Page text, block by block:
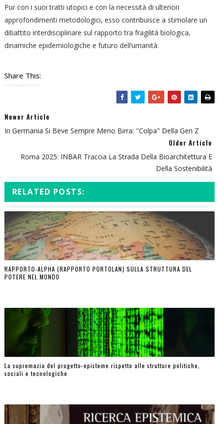
Pur con i suoi tratti utopici e con la necessità di ulteriori
approfondimenti metodologici, esso contribuisce a stimolare un
dibattito interdisciplinare sul rapporto tra fragilità biologica,
dinamiche epidemiologiche e futuro dell’umanità.
Share This:
Newer Article
In Germania Si Beve Sempre Meno Birra: "colpa" Della Gen Z
Older Article
Roma 2025: INBAR Traccia La Strada Della Bioarchitettura E
Della Sostenibilità
RELATED POSTS:
RAPPORTO-ALPHA (RAPPORTO PORTOLAN) SULLA STRUTTURA DEL
POTERE NEL MONDO
La supremazia del progetto-episteme rispetto alle strutture politiche,
sociali e tecnologiche